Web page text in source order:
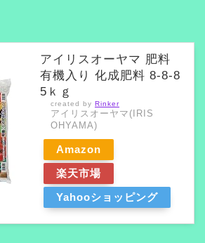
アイリスオーヤマ 肥料
有機入り 化成肥料 8-8-8
5ｋｇ
created by Rinker
アイリスオーヤマ(IRIS
OHYAMA)
Amazon
楽天市場
Yahooショッピング